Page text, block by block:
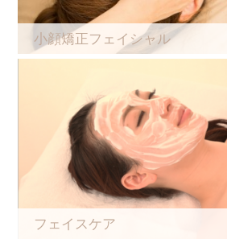
小顔矯正フェイシャル
フェイスケア